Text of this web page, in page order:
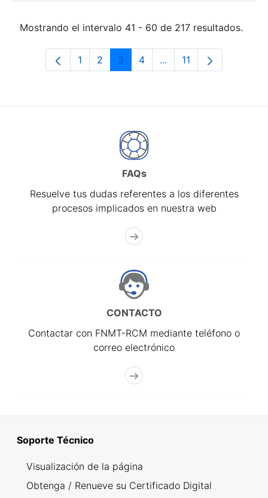
Mostrando el intervalo 41 - 60 de 217 resultados.
Página
1 Página
2 Página
3 Página
4 ...Páginas intermedias
Página
11
FAQs
Resuelve tus dudas referentes a los diferentes
procesos implicados en nuestra web
CONTACTO
Contactar con FNMT-RCM mediante teléfono o
correo electrónico
Soporte Técnico
Visualización de la página
Obtenga / Renueve su Certificado Digital